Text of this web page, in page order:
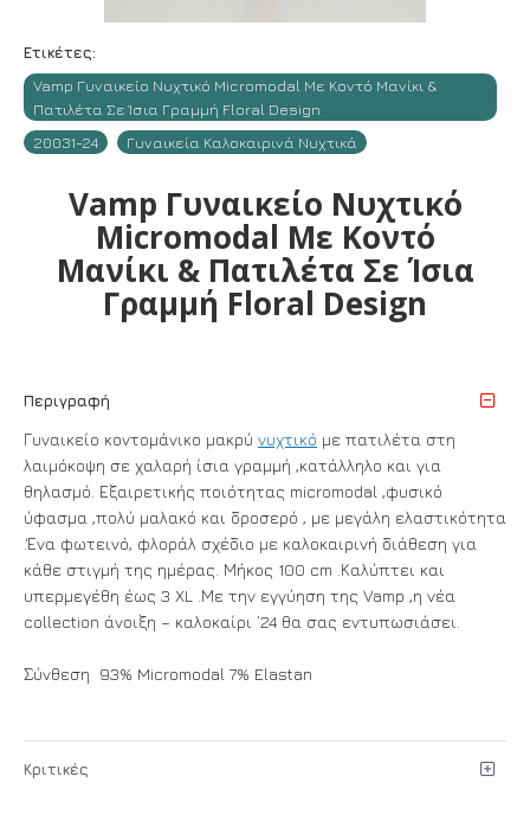
Ετικέτες:
Vamp Γυναικείο Νυχτικό Micromodal Με Κοντό Μανίκι &
Πατιλέτα Σε Ίσια Γραμμή Floral Design
20031-24
Γυναικεία Καλοκαιρινά Νυχτικά
Vamp Γυναικείο Νυχτικό
Micromodal Με Κοντό
Μανίκι & Πατιλέτα Σε Ίσια
Γραμμή Floral Design
Περιγραφή
Γυναικείο κοντομάνικο μακρύ νυχτικό με πατιλέτα στη
λαιμόκοψη σε χαλαρή ίσια γραμμή ,κατάλληλο και για
θηλασμό. Εξαιρετικής ποιότητας micromodal ,φυσικό
ύφασμα ,πολύ μαλακό και δροσερό , με μεγάλη ελαστικότητα
.Ένα φωτεινό, φλοράλ σχέδιο με καλοκαιρινή διάθεση για
κάθε στιγμή της ημέρας. Μήκος 100 cm .Καλύπτει και
υπερμεγέθη έως 3 XL .Με την εγγύηση της Vamp ,η νέα
collection άνοιξη – καλοκαίρι ’24 θα σας εντυπωσιάσει.
Σύνθεση 93% Micromodal 7% Elastan
Κριτικές